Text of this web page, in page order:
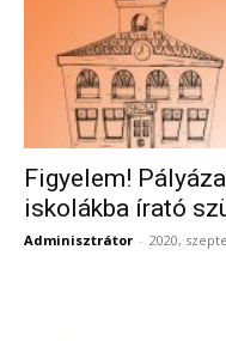
Figyelem!
iskolákba írató
Adminisztrátor - 2020,